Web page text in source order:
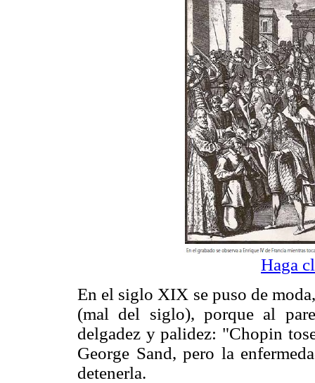
Haga
En el siglo XIX se puso de
(mal del siglo), porque al
delgadez y palidez: "Chopin
George Sand, pero la
detenerla.